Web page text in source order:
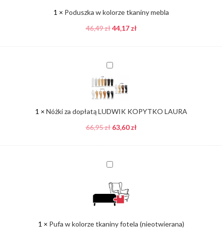
1 × Poduszka w kolorze tkaniny mebla
46,49zł 44,17 zł
Nóżki
dopłatą
LUDWIK
KOPYTKO
1 × Nóżki za dopłatą LUDWIK KOPYTKO LAURA
66,95zł 63,60zł
Pufa
kolorze
tkaniny
fotela
1 × Pufa w kolorze tkaniny fotela (nieotwierana)